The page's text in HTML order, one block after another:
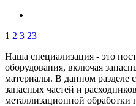
1 2 3 23
Наша специализация - это
оборудования, включая
материалы. В данном разделе
запасных частей и
металлизационной обработки